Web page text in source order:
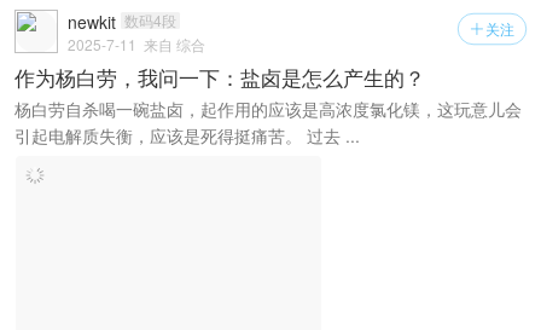
 关注
newkit 数码4段
2025-7-11 来自 综合
作为杨白劳，我问一下：盐卤是怎么产生的？
杨白劳自杀喝一碗盐卤，起作用的应该是高浓度氯化镁，这玩意儿会
引起电解质失衡，应该是死得挺痛苦。 过去 ...